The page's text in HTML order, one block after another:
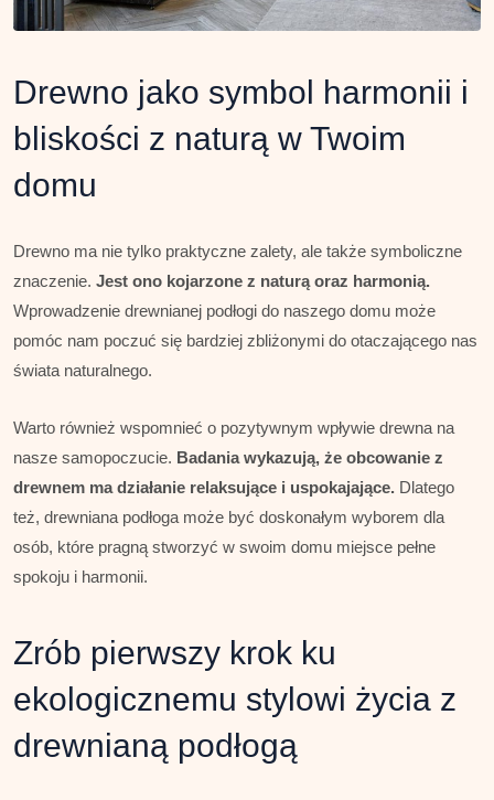
Drewno jako symbol harmonii i
bliskości z naturą w Twoim
domu
Drewno ma nie tylko praktyczne zalety, ale także symboliczne
znaczenie. Jest ono kojarzone z naturą oraz harmonią.
Wprowadzenie drewnianej podłogi do naszego domu może
pomóc nam poczuć się bardziej zbliżonymi do otaczającego nas
świata naturalnego.
Warto również wspomnieć o pozytywnym wpływie drewna na
nasze samopoczucie. Badania wykazują, że obcowanie z
drewnem ma działanie relaksujące i uspokajające. Dlatego
też, drewniana podłoga może być doskonałym wyborem dla
osób, które pragną stworzyć w swoim domu miejsce pełne
spokoju i harmonii.
Zrób pierwszy krok ku
ekologicznemu stylowi życia z
drewnianą podłogą